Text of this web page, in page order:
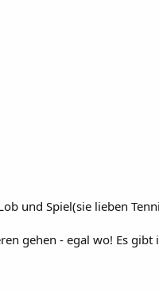
und Spiel(sie lieben
gehen - egal wo! Es